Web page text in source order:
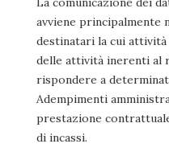
avviene
destinatari la cui
delle attività inerenti al
rispondere a
Adempimenti
prestazione
di incassi.